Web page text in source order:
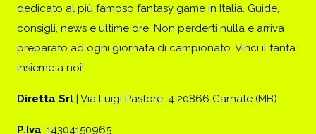
dedicato al più famoso fantasy game in Italia. Guide,
consigli, news e ultime ore. Non perderti nulla e arriva
preparato ad ogni giornata di campionato. Vinci il fanta
insieme a noi!
Diretta Srl | Via Luigi Pastore, 4 20866 Carnate (MB)
P.Iva: 14304150965